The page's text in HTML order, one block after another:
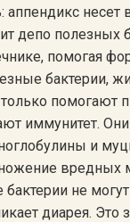
аппендикс несет
депо полезных
помогая
бактерии,
помогают
иммунитет.
и
вредных
не
диарея. Это